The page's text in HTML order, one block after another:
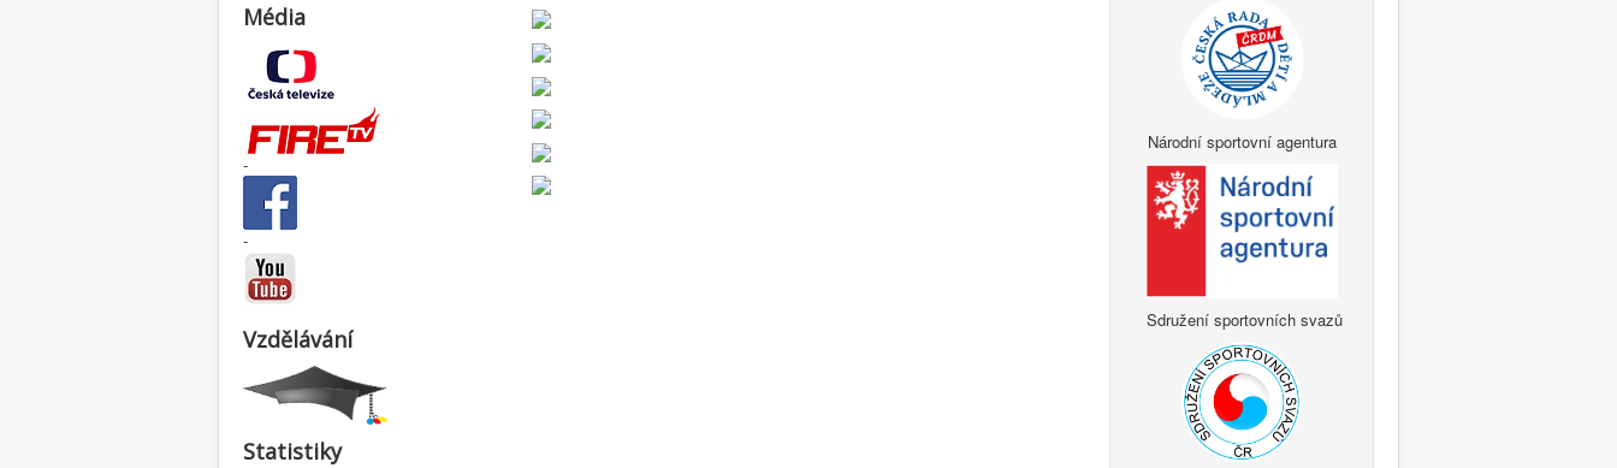
Média
-
-
Vzdělávání
Statistiky
Národní sportovní agentura
Sdružení sportovních svazů